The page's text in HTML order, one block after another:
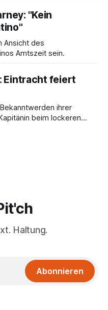
"Kein
Ansicht des
Amtszeit sein.
Eintracht feiert
ihrer
beim lockeren
Haltung.
Abonnieren